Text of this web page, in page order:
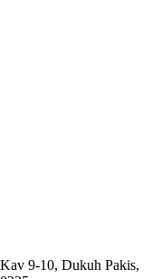
9-10, Dukuh Pakis,